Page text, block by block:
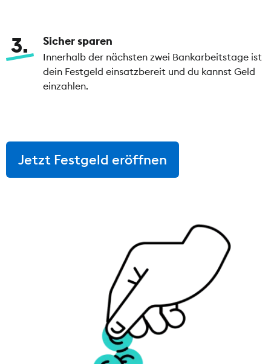
3 Sicher sparen
Innerhalb der nächsten zwei Bankarbeitstage ist
dein Festgeld einsatzbereit und du kannst Geld
einzahlen.
Jetzt Festgeld eröffnen